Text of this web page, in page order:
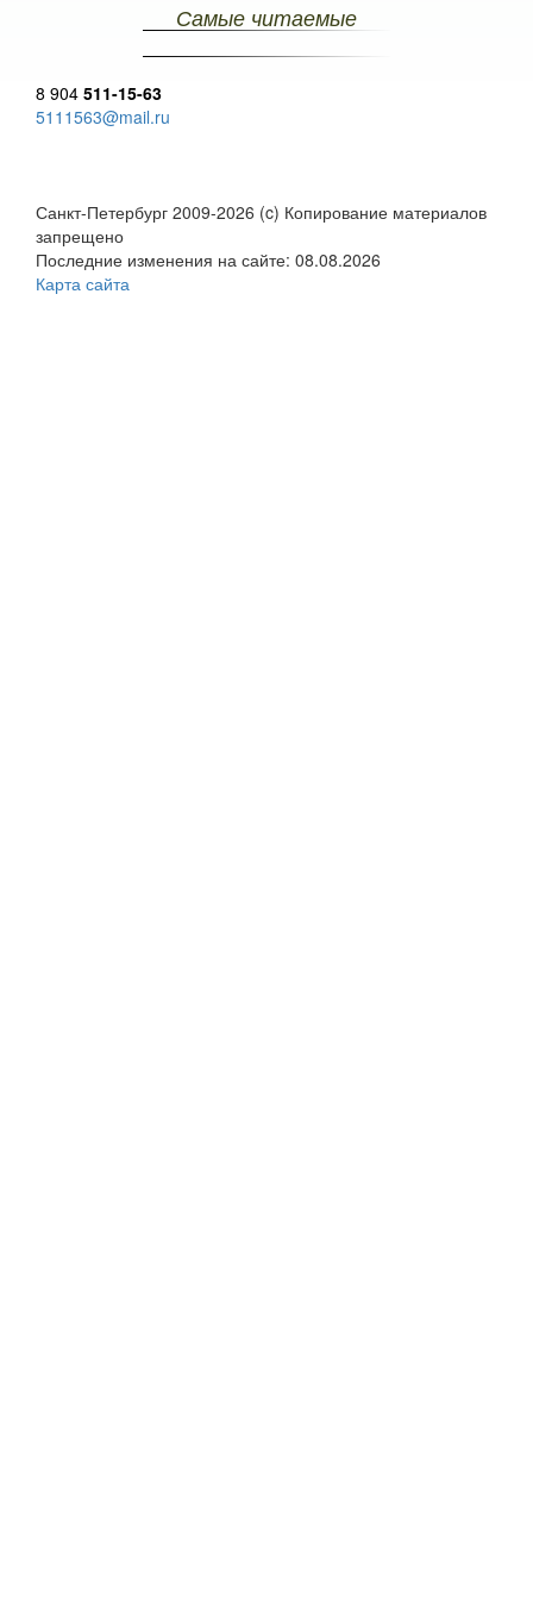
Самые читаемые
8 904 511-15-63
5111563@mail.ru
Санкт-Петербург 2009-2026 (c) Копирование материалов
запрещено
Последние изменения на сайте: 08.08.2026
Карта сайта